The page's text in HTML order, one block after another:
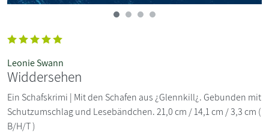
Leonie Swann
Widdersehen
Ein Schafskrimi | Mit den Schafen aus ¿Glennkill¿. Gebunden mit
Schutzumschlag und Lesebändchen. 21,0 cm / 14,1 cm / 3,3 cm (
B/H/T )